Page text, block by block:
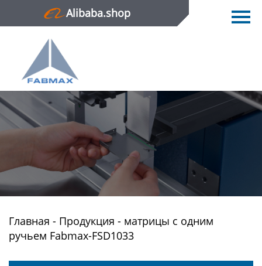
Alibaba.shop
Главная
Продукция
Новости
О нас
Контактная информация
Главная - Продукция - матрицы с одним
ручьем Fabmax-FSD1033